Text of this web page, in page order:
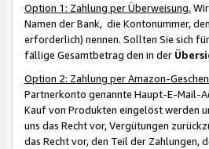
Option 1: Zahlung per Überweisung.
Namen der Bank, die Kontonummer,
erforderlich) nennen. Sollten Sie sich
fällige Gesamtbetrag den in der
Option 2: Zahlung per Amazon-
Partnerkonto genannte Haupt-E-Mail-
Kauf von Produkten eingelöst werden
uns das Recht vor, Vergütungen
das Recht vor, den Teil der